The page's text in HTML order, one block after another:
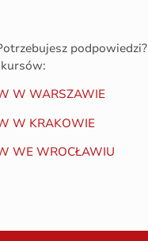
W WARSZAWIE
W KRAKOWIE
WE WROCŁAWIU